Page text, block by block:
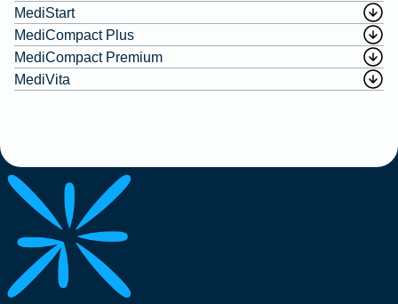
MediStart
MediCompact Plus
MediCompact Premium
MediVita